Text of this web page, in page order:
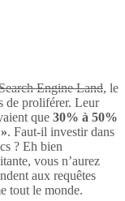
Engine Land, le
de proliférer. Leur
que 30% à 50%
. Faut-il investir dans
? Eh bien
vous n’aurez
aux requêtes
tout le monde.